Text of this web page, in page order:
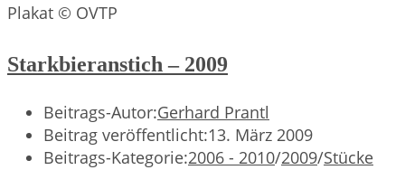
Plakat © OVTP
Starkbieranstich – 2009
Beitrags-Autor:Gerhard Prantl
Beitrag veröffentlicht:13. März 2009
Beitrags-Kategorie:2006 - 2010/2009/Stücke